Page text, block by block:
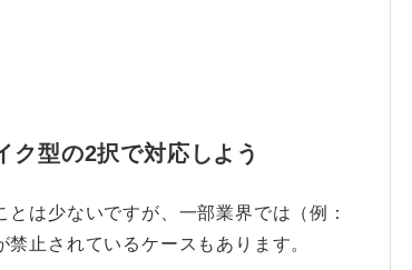
ク型の2択で対応しよう
は少ないですが、一部業界では（例：
止されているケースもあります。